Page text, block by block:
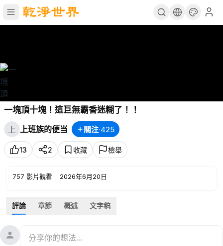
一塊頂十塊！這巨無霸香迷糊了！！
上 上班族的便当 關注·425
13 2 收藏 檢舉
757 影片觀看 · 2026年6月20日
評論 章節 概述 文字稿